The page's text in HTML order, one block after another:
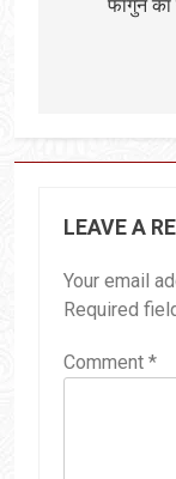
फागुन का
LEAVE A
Your email
Required
Comment *